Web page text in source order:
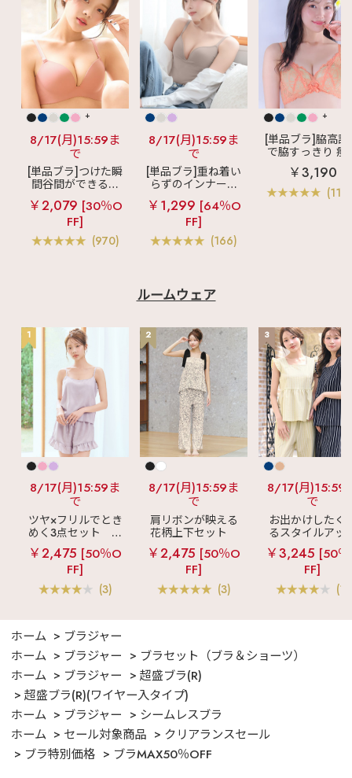
+
8/17(月)15:59ま
で
[単品ブラ]つけた瞬
間谷間ができるシ
ームレスブラ
超
盛ブラ(R) シームレ
ス 単品ブラジャー
￥2,079 [30％O
FF]
(970)
8/17(月)15:59ま
で
[単品ブラ]重ね着い
らずのインナーブ
ラ
リッチバスト
ブラトップ (ワイヤ
ー入り)
￥1,299 [64％O
FF]
(166)
+
[単品ブラ]脇高設
で脇すっきり 痩
見えブラ
カシ
クールレース脇
ブラ(R) 単品ブラ
ャー
￥3,190
ルームウェア
1
8/17(月)15:59ま
で
ツヤ×フリルでとき
めく3点セット
シ
ルキー ショートパ
ンツ 3点セット
￥2,475 [50％O
FF]
(3)
2
8/17(月)15:59ま
で
肩リボンが映える
花柄上下セット
メニーフラワー ロ
ングパンツ 上下セ
ット
￥2,475 [50％O
FF]
(3)
3
8/17(月)15:59
で
お出かけしたく
るスタイルアッ
見え
ストライ
フリル ロングパ
ツ 綿混 上下セ
￥3,245 [50
FF]
(1)
ホーム
ブラジャー
ホーム
ブラジャー
ブラセット（ブラ＆ショーツ）
ホーム
ブラジャー
超盛ブラ(R)
超盛ブラ(R)(ワイヤー入タイプ)
ホーム
ブラジャー
シームレスブラ
ホーム
セール対象商品
クリアランスセール
ブラ特別価格
ブラMAX50％OFF